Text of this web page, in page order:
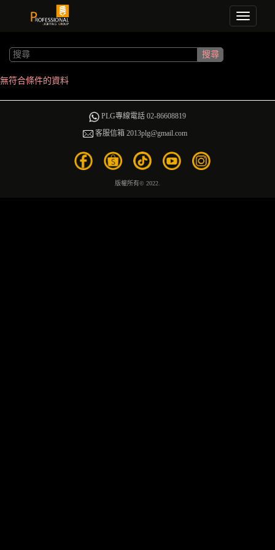
Toggle
無符合條件的資料
PLG專線電話 02-86608819
客服信箱 2013plg@gmail.com
版權所有© 2022.